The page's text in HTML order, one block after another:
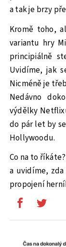
a tak je brzy
Kromě toho,
variantu hry
principiálně
Uvidíme, jak
Nicméně je
Nedávno
výdělky
do pár let by
Hollywoodu.
Co na to
a uvidíme,
propojení